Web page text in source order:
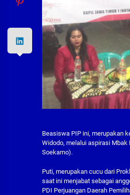
Beasiswa PIP ini, merupakan
Widodo, melalui aspirasi Mbak
Soekarno).
Puti, merupakan cucu dari
saat ini menjabat sebagai
PDI Perjuangan Daerah